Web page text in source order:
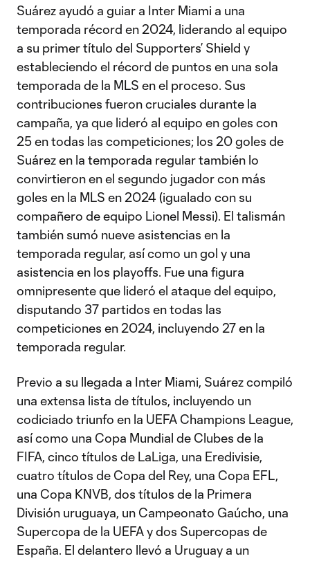
Suárez ayudó a guiar a Inter Miami a una
temporada récord en 2024, liderando al equipo
a su primer título del Supporters’ Shield y
estableciendo el récord de puntos en una sola
temporada de la MLS en el proceso. Sus
contribuciones fueron cruciales durante la
campaña, ya que lideró al equipo en goles con
25 en todas las competiciones; los 20 goles de
Suárez en la temporada regular también lo
convirtieron en el segundo jugador con más
goles en la MLS en 2024 (igualado con su
compañero de equipo Lionel Messi). El talismán
también sumó nueve asistencias en la
temporada regular, así como un gol y una
asistencia en los playoffs. Fue una figura
omnipresente que lideró el ataque del equipo,
disputando 37 partidos en todas las
competiciones en 2024, incluyendo 27 en la
temporada regular.
Previo a su llegada a Inter Miami, Suárez compiló
una extensa lista de títulos, incluyendo un
codiciado triunfo en la UEFA Champions League,
así como una Copa Mundial de Clubes de la
FIFA, cinco títulos de LaLiga, una Eredivisie,
cuatro títulos de Copa del Rey, una Copa EFL,
una Copa KNVB, dos títulos de la Primera
División uruguaya, un Campeonato Gaúcho, una
Supercopa de la UEFA y dos Supercopas de
España. El delantero llevó a Uruguay a un